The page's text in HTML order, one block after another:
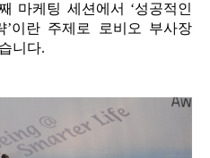
마케팅 세션에서 ‘성공적인
이란 주제로 로비오 부사장
니다.